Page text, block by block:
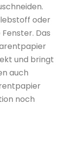
oder
Das
und bringt
auch
noch